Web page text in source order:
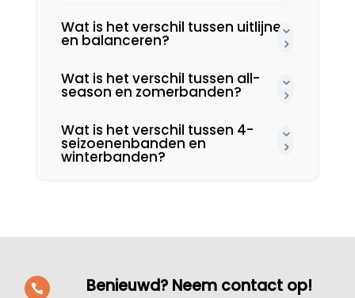
Wat is het verschil tussen uitlijnen
en balanceren?
Wat is het verschil tussen all-
season en zomerbanden?
Wat is het verschil tussen 4-
seizoenenbanden en
winterbanden?
 Benieuwd? Neem contact op!